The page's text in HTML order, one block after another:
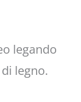
legando
legno.